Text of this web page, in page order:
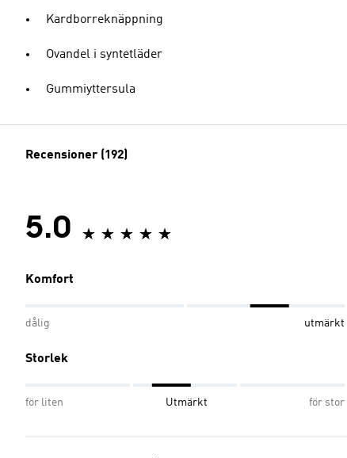
Kardborreknäppning
Ovandel i syntetläder
Gummiyttersula
Recensioner (192)
5.0
Komfort
dålig utmärkt
Storlek
för liten Utmärkt för stor